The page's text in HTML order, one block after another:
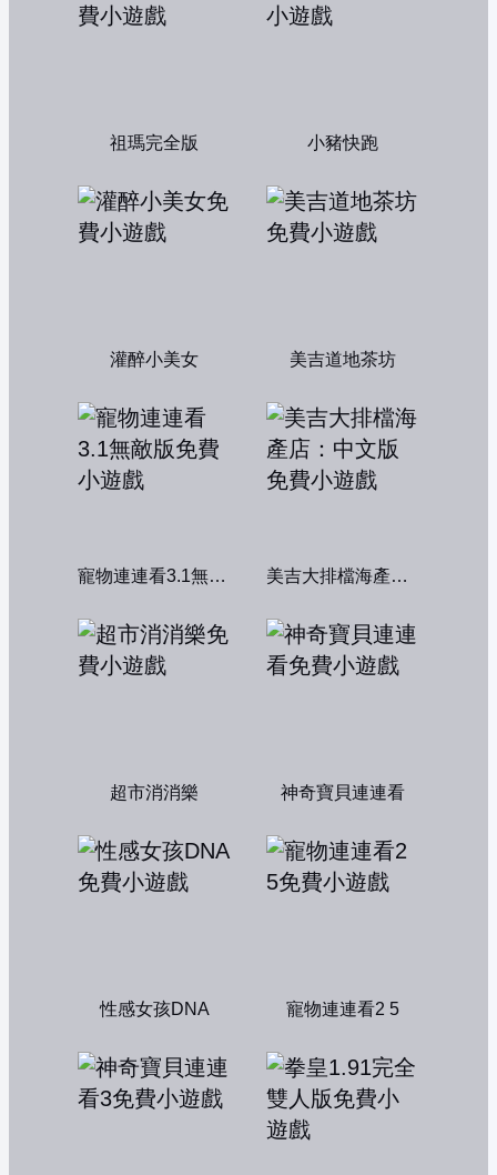
祖瑪完全版 小豬快跑
灌醉小美女 美吉道地茶坊
寵物連連看3.1無敵版 美吉大排檔海產店：中文版
超市消消樂 神奇寶貝連連看
性感女孩DNA 寵物連連看2 5